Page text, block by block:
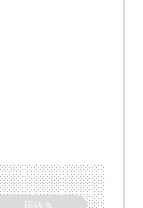
居抜き